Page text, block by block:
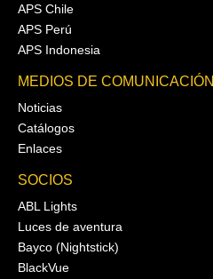
APS Chile
APS Perú
APS Indonesia
MEDIOS DE COMUNICACIÓN
Noticias
Catálogos
Enlaces
SOCIOS
ABL Lights
Luces de aventura
Bayco (Nightstick)
BlackVue